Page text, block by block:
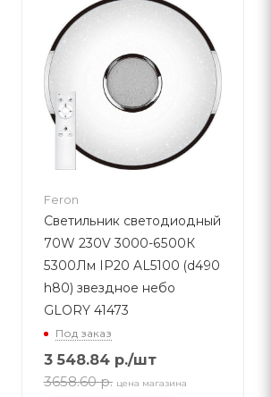
Feron
Светильник светодиодный
70W 230V 3000-6500К
5300Лм IP20 AL5100 (d490
h80) звездное небо
GLORY 41473
Под заказ
3 548.84р./шт
3658.60 р. цена магазина